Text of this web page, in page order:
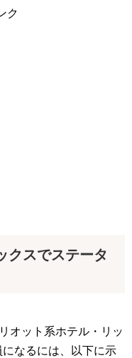
ク
クスでステータ
オット系ホテル・リッ
なるには、以下に示